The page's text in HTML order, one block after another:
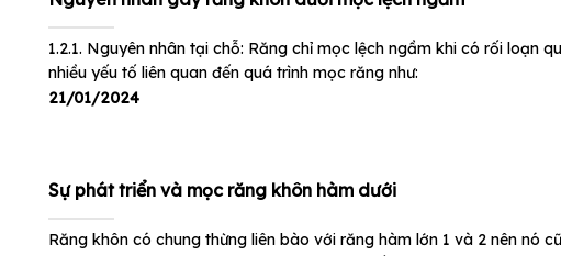
1.2.1. Nguyên nhân tại chỗ: Răng chỉ mọc lệch ngầm khi có rối loạn
nhiều yếu tố liên quan đến quá trình mọc răng như:
21/01/2024
Sự phát triển và mọc răng khôn hàm dưới
Răng khôn có chung thừng liên bào với răng hàm lớn 1 và 2 nên nó